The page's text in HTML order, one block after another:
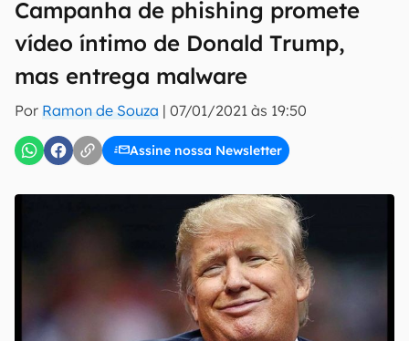
Campanha de phishing promete
vídeo íntimo de Donald Trump,
mas entrega malware
Por Ramon de Souza | 07/01/2021 às 19:50
Assine nossa Newsletter
E-mail
inscreva-se
Uso e Política de Privacidade do Canaltech.